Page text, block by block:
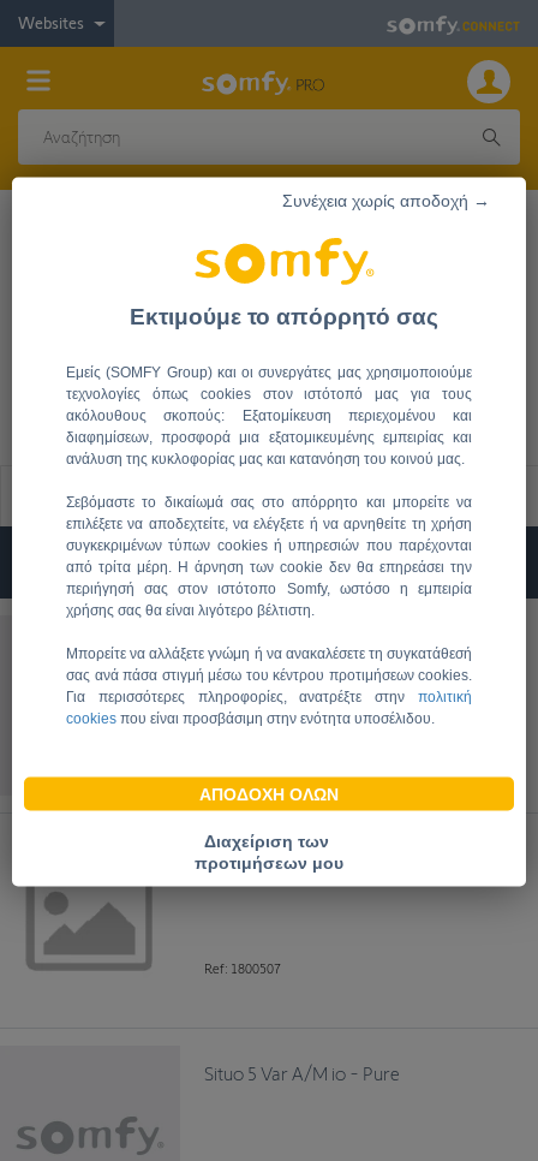
Websites
Εξωτερική Κάθετη Ρολοκουρτίνα
Ηλεκτροκίνητες περσίδες που προσφέρουν θερμική
προστασία και άνεση στα σπίτια των πελατών σας.
89Προϊόντα
Φίλτρα
SMOOVE DUO WT
SMOOVE DUO WT MP
Ref: 1800507
Situo 5 Var A/M io - Pure
Εκτιμούμε το απόρρητό σας
Εμείς (SOMFY Group) και οι συνεργάτες μας χρησιμοποιούμε
τεχνολογίες όπως cookies στον ιστότοπό μας για τους
ακόλουθους σκοπούς: Εξατομίκευση περιεχομένου και
διαφημίσεων, προσφορά μια εξατομικευμένης εμπειρίας και
ανάλυση της κυκλοφορίας μας και κατανόηση του κοινού μας.
Σεβόμαστε το δικαίωμά σας στο απόρρητο και μπορείτε να
επιλέξετε να αποδεχτείτε, να ελέγξετε ή να αρνηθείτε τη χρήση
συγκεκριμένων τύπων cookies ή υπηρεσιών που παρέχονται
από τρίτα μέρη. Η άρνηση των cookie δεν θα επηρεάσει την
περιήγησή σας στον ιστότοπο Somfy, ωστόσο η εμπειρία
χρήσης σας θα είναι λιγότερο βέλτιστη.
Μπορείτε να αλλάξετε γνώμη ή να ανακαλέσετε τη συγκατάθεσή
σας ανά πάσα στιγμή μέσω του κέντρου προτιμήσεων cookies.
Για περισσότερες πληροφορίες, ανατρέξτε στην πολιτική
cookies που είναι προσβάσιμη στην ενότητα υποσέλιδου.
Συνέχεια χωρίς αποδοχή →
ΑΠΟΔΟΧΗ ΟΛΩΝ
Διαχείριση των
προτιμήσεων μου